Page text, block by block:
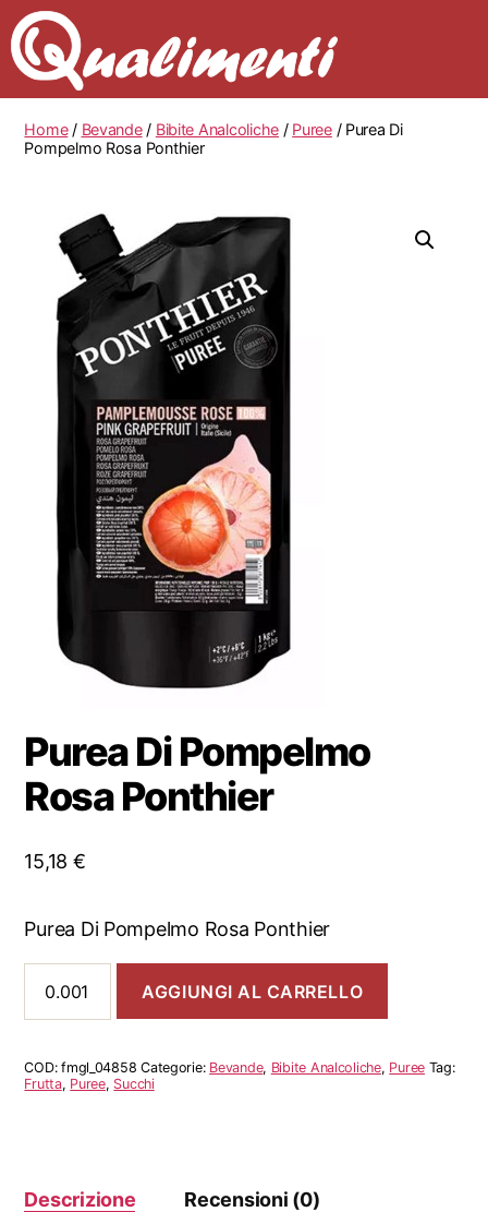
Home/ Bevande/ Bibite Analcoliche/ Puree/ Purea Di
Pompelmo Rosa Ponthier
Purea Di Pompelmo
Rosa Ponthier
15,18 €
Purea Di Pompelmo Rosa Ponthier
Pompelmo
Ponthier
quantità
AGGIUNGI AL CARRELLO
COD:fmgl_04858 Categorie: Bevande, Bibite Analcoliche, Puree Tag:
Frutta, Puree, Succhi
Descrizione Recensioni (0)